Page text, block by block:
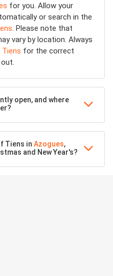
for you. Allow your
or search in the
. Please note that
vary by location. Always
Tiens for the correct
open, and where
Tiens in Azogues,
and New Year's?